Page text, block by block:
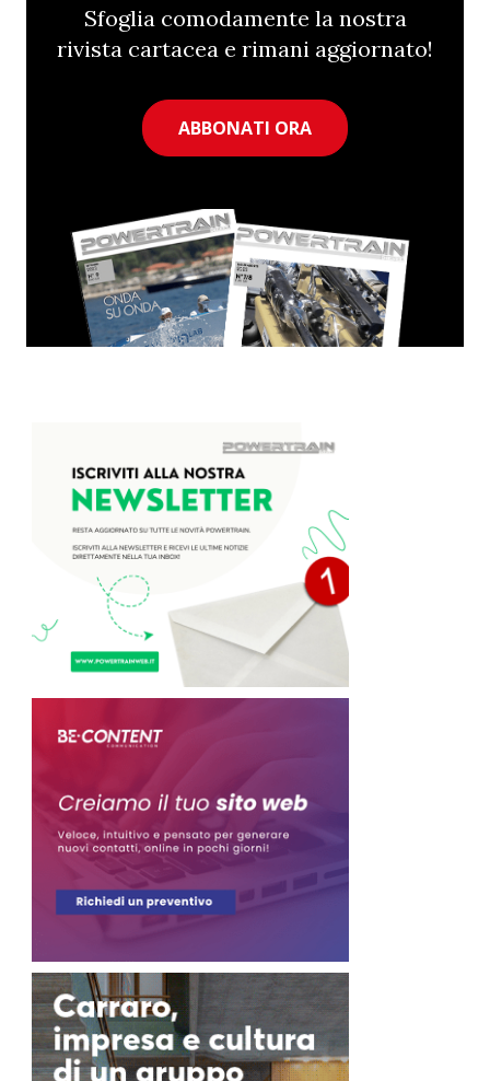
Sfoglia comodamente la nostra
rivista cartacea e rimani aggiornato!
ABBONATI ORA